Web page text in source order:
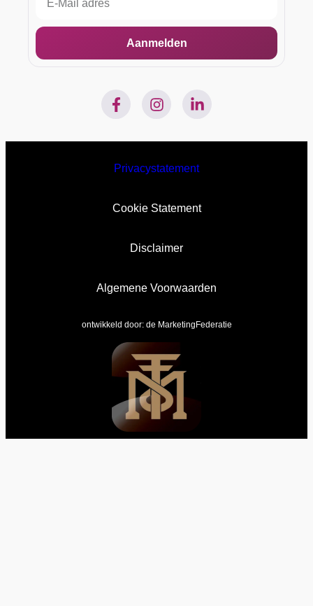
Aanmelden
Privacystatement
Cookie Statement
Disclaimer
Algemene Voorwaarden
ontwikkeld door: de MarketingFederatie